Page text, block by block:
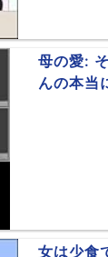
母の愛:
んの本当
女は少